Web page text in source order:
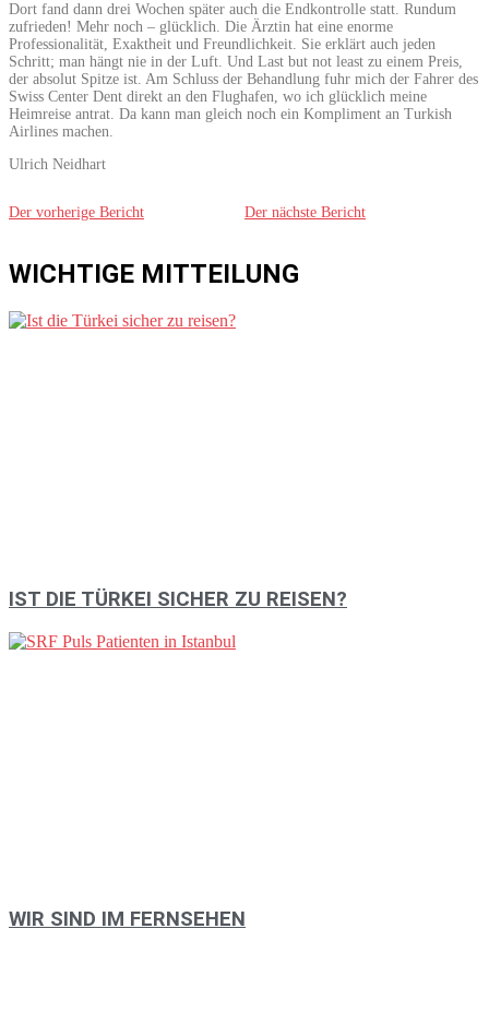
Dort fand dann drei Wochen später auch die Endkontrolle statt. Rundum
zufrieden! Mehr noch – glücklich. Die Ärztin hat eine enorme
Professionalität, Exaktheit und Freundlichkeit. Sie erklärt auch jeden
Schritt; man hängt nie in der Luft. Und Last but not least zu einem Preis,
der absolut Spitze ist. Am Schluss der Behandlung fuhr mich der Fahrer des
Swiss Center Dent direkt an den Flughafen, wo ich glücklich meine
Heimreise antrat. Da kann man gleich noch ein Kompliment an Turkish
Airlines machen.
Ulrich Neidhart
Der vorherige Bericht Der nächste Bericht
WICHTIGE MITTEILUNG
IST DIE TÜRKEI SICHER ZU REISEN?
WIR SIND IM FERNSEHEN